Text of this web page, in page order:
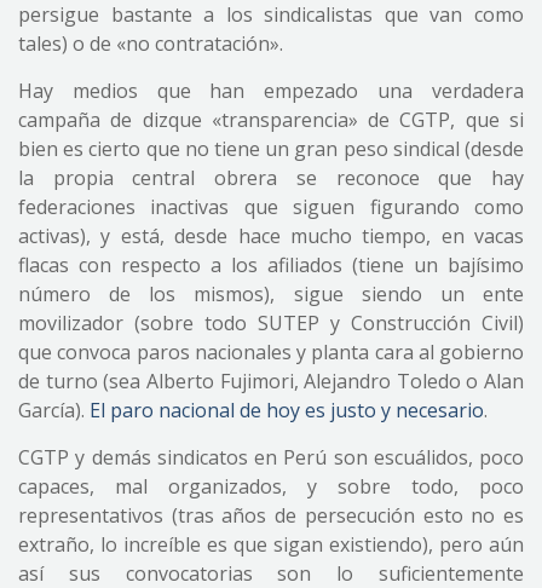
persigue bastante a los sindicalistas que van como
tales) o de «no contratación».
Hay medios que han empezado una verdadera
campaña de dizque «transparencia» de CGTP, que si
bien es cierto que no tiene un gran peso sindical (desde
la propia central obrera se reconoce que hay
federaciones inactivas que siguen figurando como
activas), y está, desde hace mucho tiempo, en vacas
flacas con respecto a los afiliados (tiene un bajísimo
número de los mismos), sigue siendo un ente
movilizador (sobre todo SUTEP y Construcción Civil)
que convoca paros nacionales y planta cara al gobierno
de turno (sea Alberto Fujimori, Alejandro Toledo o Alan
García). El paro nacional de hoy es justo y necesario.
CGTP y demás sindicatos en Perú son escuálidos, poco
capaces, mal organizados, y sobre todo, poco
representativos (tras años de persecución esto no es
extraño, lo increíble es que sigan existiendo), pero aún
así sus convocatorias son lo suficientemente